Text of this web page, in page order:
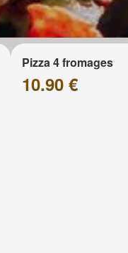
Pizza 4 fromages
10.90 €